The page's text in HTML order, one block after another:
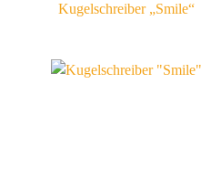
Kugelschreiber „Smile“